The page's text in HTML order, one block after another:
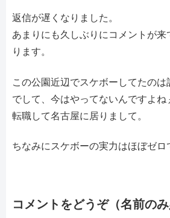
返信が遅くなりました。
あまりにも久しぶりにコメントが来
ります。
この公園近辺でスケボーしてたのは
でして、今はやってないんですよね
転職して名古屋に居りまして。
ちなみにスケボーの実力はほぼゼロ
コメントをどうぞ（名前の